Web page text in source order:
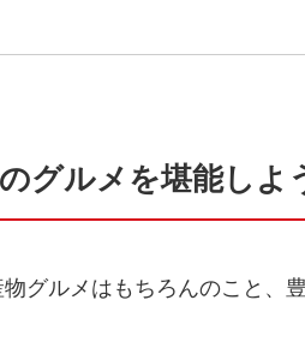
グルメを堪能しよ
グルメはもちろんのこと、